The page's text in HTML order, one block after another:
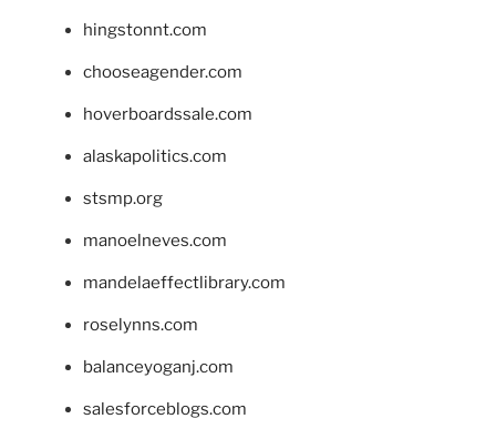
hingstonnt.com
chooseagender.com
hoverboardssale.com
alaskapolitics.com
stsmp.org
manoelneves.com
mandelaeffectlibrary.com
roselynns.com
balanceyoganj.com
salesforceblogs.com